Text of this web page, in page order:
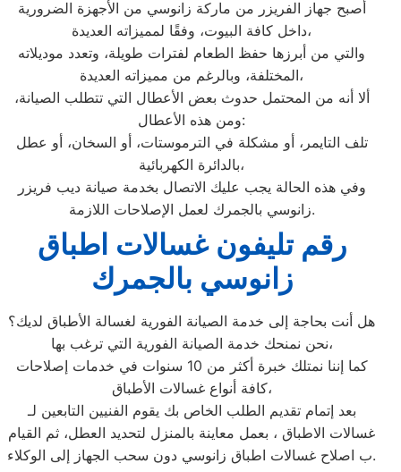
أصبح جهاز الفريزر من ماركة زانوسي من الأجهزة الضرورية
داخل كافة البيوت، وفقًا لمميزاته العديدة،
والتي من أبرزها حفظ الطعام لفترات طويلة، وتعدد موديلاته
المختلفة، وبالرغم من مميزاته العديدة،
ألا أنه من المحتمل حدوث بعض الأعطال التي تتطلب الصيانة،
ومن هذه الأعطال:
تلف التايمر، أو مشكلة في الترموستات، أو السخان، أو عطل
بالدائرة الكهربائية،
وفي هذه الحالة يجب عليك الاتصال بخدمة صيانة ديب فريزر
زانوسي بالجمرك لعمل الإصلاحات اللازمة.
رقم تليفون غسالات اطباق
زانوسي بالجمرك
هل أنت بحاجة إلى خدمة الصيانة الفورية لغسالة الأطباق لديك؟
نحن نمنحك خدمة الصيانة الفورية التي ترغب بها،
كما إننا نمتلك خبرة أكثر من 10 سنوات في خدمات إصلاحات
كافة أنواع غسالات الأطباق،
بعد إتمام تقديم الطلب الخاص بك يقوم الفنيين التابعين لـ
غسالات الاطباق ، بعمل معاينة بالمنزل لتحديد العطل، ثم القيام
ب اصلاح غسالات اطباق زانوسي دون سحب الجهاز إلى الوكلاء.